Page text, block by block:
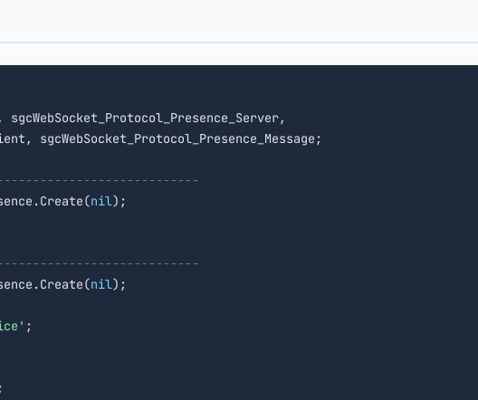
sgcWebSocket_Protocol_Presence_Message;
nil);
nil);
;